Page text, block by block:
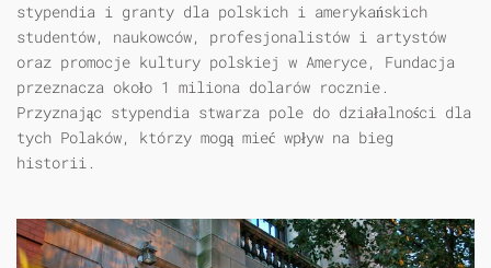
stypendia i granty dla polskich i amerykańskich
studentów, naukowców, profesjonalistów i artystów
oraz promocje kultury polskiej w Ameryce, Fundacja
przeznacza około 1 miliona dolarów rocznie.
Przyznając stypendia stwarza pole do działalności dla
tych Polaków, którzy mogą mieć wpływ na bieg
historii.